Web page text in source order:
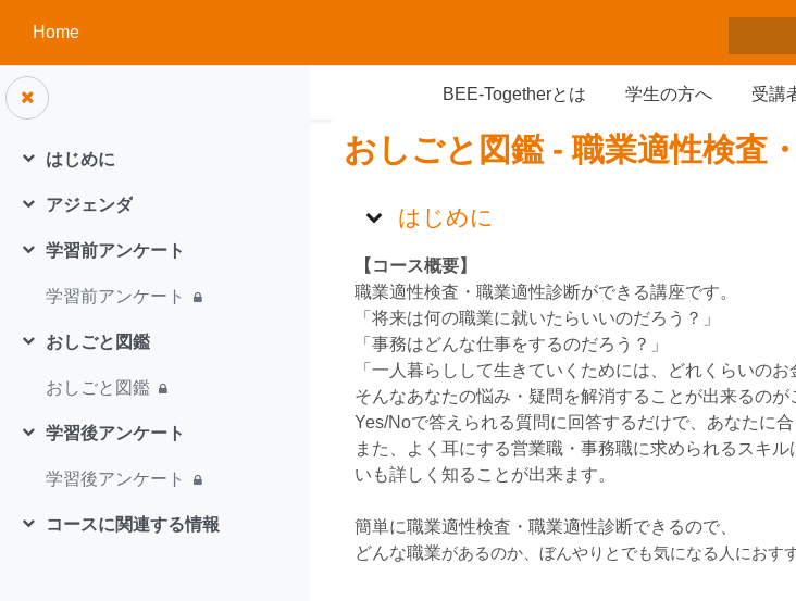
Home
BEE-Togetherとは 学生の方へ 受講
折りたたむ
はじめに
折りたたむ
アジェンダ
折りたたむ
学習前アンケート
学習前アンケート
折りたたむ
おしごと図鑑
おしごと図鑑
折りたたむ
学習後アンケート
学習後アンケート
折りたたむ
コースに関連する情報
おしごと図鑑 - 職業適性検査
トピックアウトライン
はじめに
【コース概要】
職業適性検査・職業適性診断ができる講座です。
「将来は何の職業に就いたらいいのだろう？」
「事務はどんな仕事をするのだろう？」
「一人暮らしして生きていくためには、どれくらいのお
そんなあなたの悩み・疑問を解消することが出来るのが
Yes/Noで答えられる質問に回答するだけで、あなたに
また、よく耳にする営業職・事務職に求められるスキ
いも詳しく知ることが出来ます。
簡単に職業適性検査・職業適性診断できるので、
どんな職業があるのか、ぼんやりとでも気になる人におす